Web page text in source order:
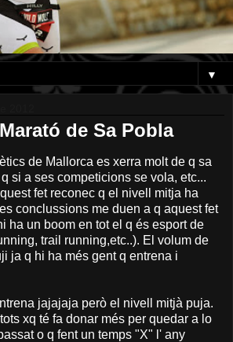
▼
de Sa Pobla
de Mallorca es xerra molt de q sa
si a ses competicions se vola, etc...
fet reconec q el nivell mitja ha
conclussions me duen a q aquest fet
ha un boom en tot el q és esport de
trail running,etc..). El volum de
ja q hi ha més gent q entrena i
jajajaja però el nivell mitjà puja.
xq té fa donar més per quedar a lo
o q fent un temps "X" l' any